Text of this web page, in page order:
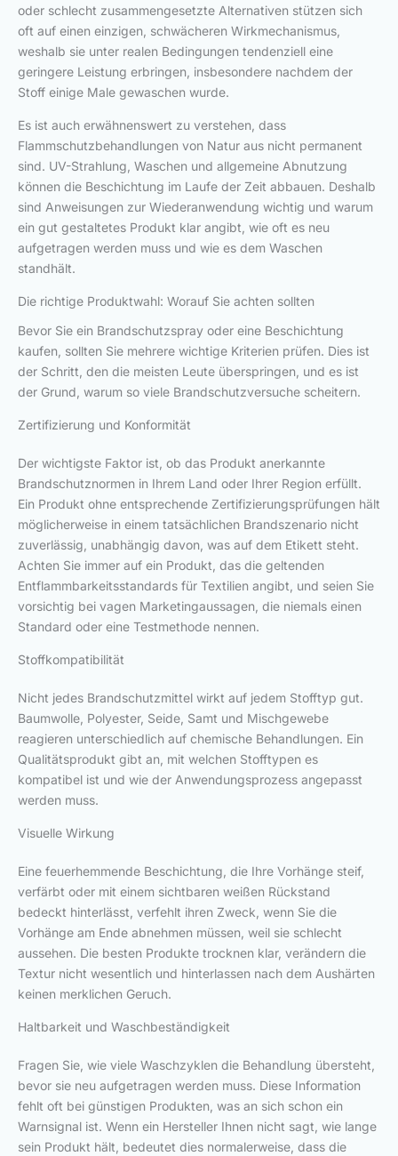
oder schlecht zusammengesetzte Alternativen stützen sich
oft auf einen einzigen, schwächeren Wirkmechanismus,
weshalb sie unter realen Bedingungen tendenziell eine
geringere Leistung erbringen, insbesondere nachdem der
Stoff einige Male gewaschen wurde.
Es ist auch erwähnenswert zu verstehen, dass
Flammschutzbehandlungen von Natur aus nicht permanent
sind. UV-Strahlung, Waschen und allgemeine Abnutzung
können die Beschichtung im Laufe der Zeit abbauen. Deshalb
sind Anweisungen zur Wiederanwendung wichtig und warum
ein gut gestaltetes Produkt klar angibt, wie oft es neu
aufgetragen werden muss und wie es dem Waschen
standhält.
Die richtige Produktwahl: Worauf Sie achten sollten
Bevor Sie ein Brandschutzspray oder eine Beschichtung
kaufen, sollten Sie mehrere wichtige Kriterien prüfen. Dies ist
der Schritt, den die meisten Leute überspringen, und es ist
der Grund, warum so viele Brandschutzversuche scheitern.
Zertifizierung und Konformität
Der wichtigste Faktor ist, ob das Produkt anerkannte
Brandschutznormen in Ihrem Land oder Ihrer Region erfüllt.
Ein Produkt ohne entsprechende Zertifizierungsprüfungen hält
möglicherweise in einem tatsächlichen Brandszenario nicht
zuverlässig, unabhängig davon, was auf dem Etikett steht.
Achten Sie immer auf ein Produkt, das die geltenden
Entflammbarkeitsstandards für Textilien angibt, und seien Sie
vorsichtig bei vagen Marketingaussagen, die niemals einen
Standard oder eine Testmethode nennen.
Stoffkompatibilität
Nicht jedes Brandschutzmittel wirkt auf jedem Stofftyp gut.
Baumwolle, Polyester, Seide, Samt und Mischgewebe
reagieren unterschiedlich auf chemische Behandlungen. Ein
Qualitätsprodukt gibt an, mit welchen Stofftypen es
kompatibel ist und wie der Anwendungsprozess angepasst
werden muss.
Visuelle Wirkung
Eine feuerhemmende Beschichtung, die Ihre Vorhänge steif,
verfärbt oder mit einem sichtbaren weißen Rückstand
bedeckt hinterlässt, verfehlt ihren Zweck, wenn Sie die
Vorhänge am Ende abnehmen müssen, weil sie schlecht
aussehen. Die besten Produkte trocknen klar, verändern die
Textur nicht wesentlich und hinterlassen nach dem Aushärten
keinen merklichen Geruch.
Haltbarkeit und Waschbeständigkeit
Fragen Sie, wie viele Waschzyklen die Behandlung übersteht,
bevor sie neu aufgetragen werden muss. Diese Information
fehlt oft bei günstigen Produkten, was an sich schon ein
Warnsignal ist. Wenn ein Hersteller Ihnen nicht sagt, wie lange
sein Produkt hält, bedeutet dies normalerweise, dass die